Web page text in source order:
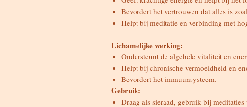
Bevordert het vertrouwen dat alles is
Helpt bij meditatie en verbinding met
Lichamelijke werking:
Ondersteunt de algehele vitaliteit en
Helpt bij chronische vermoeidheid en
Bevordert het immuunsysteem.
Gebruik:
Draag als sieraad, gebruik bij